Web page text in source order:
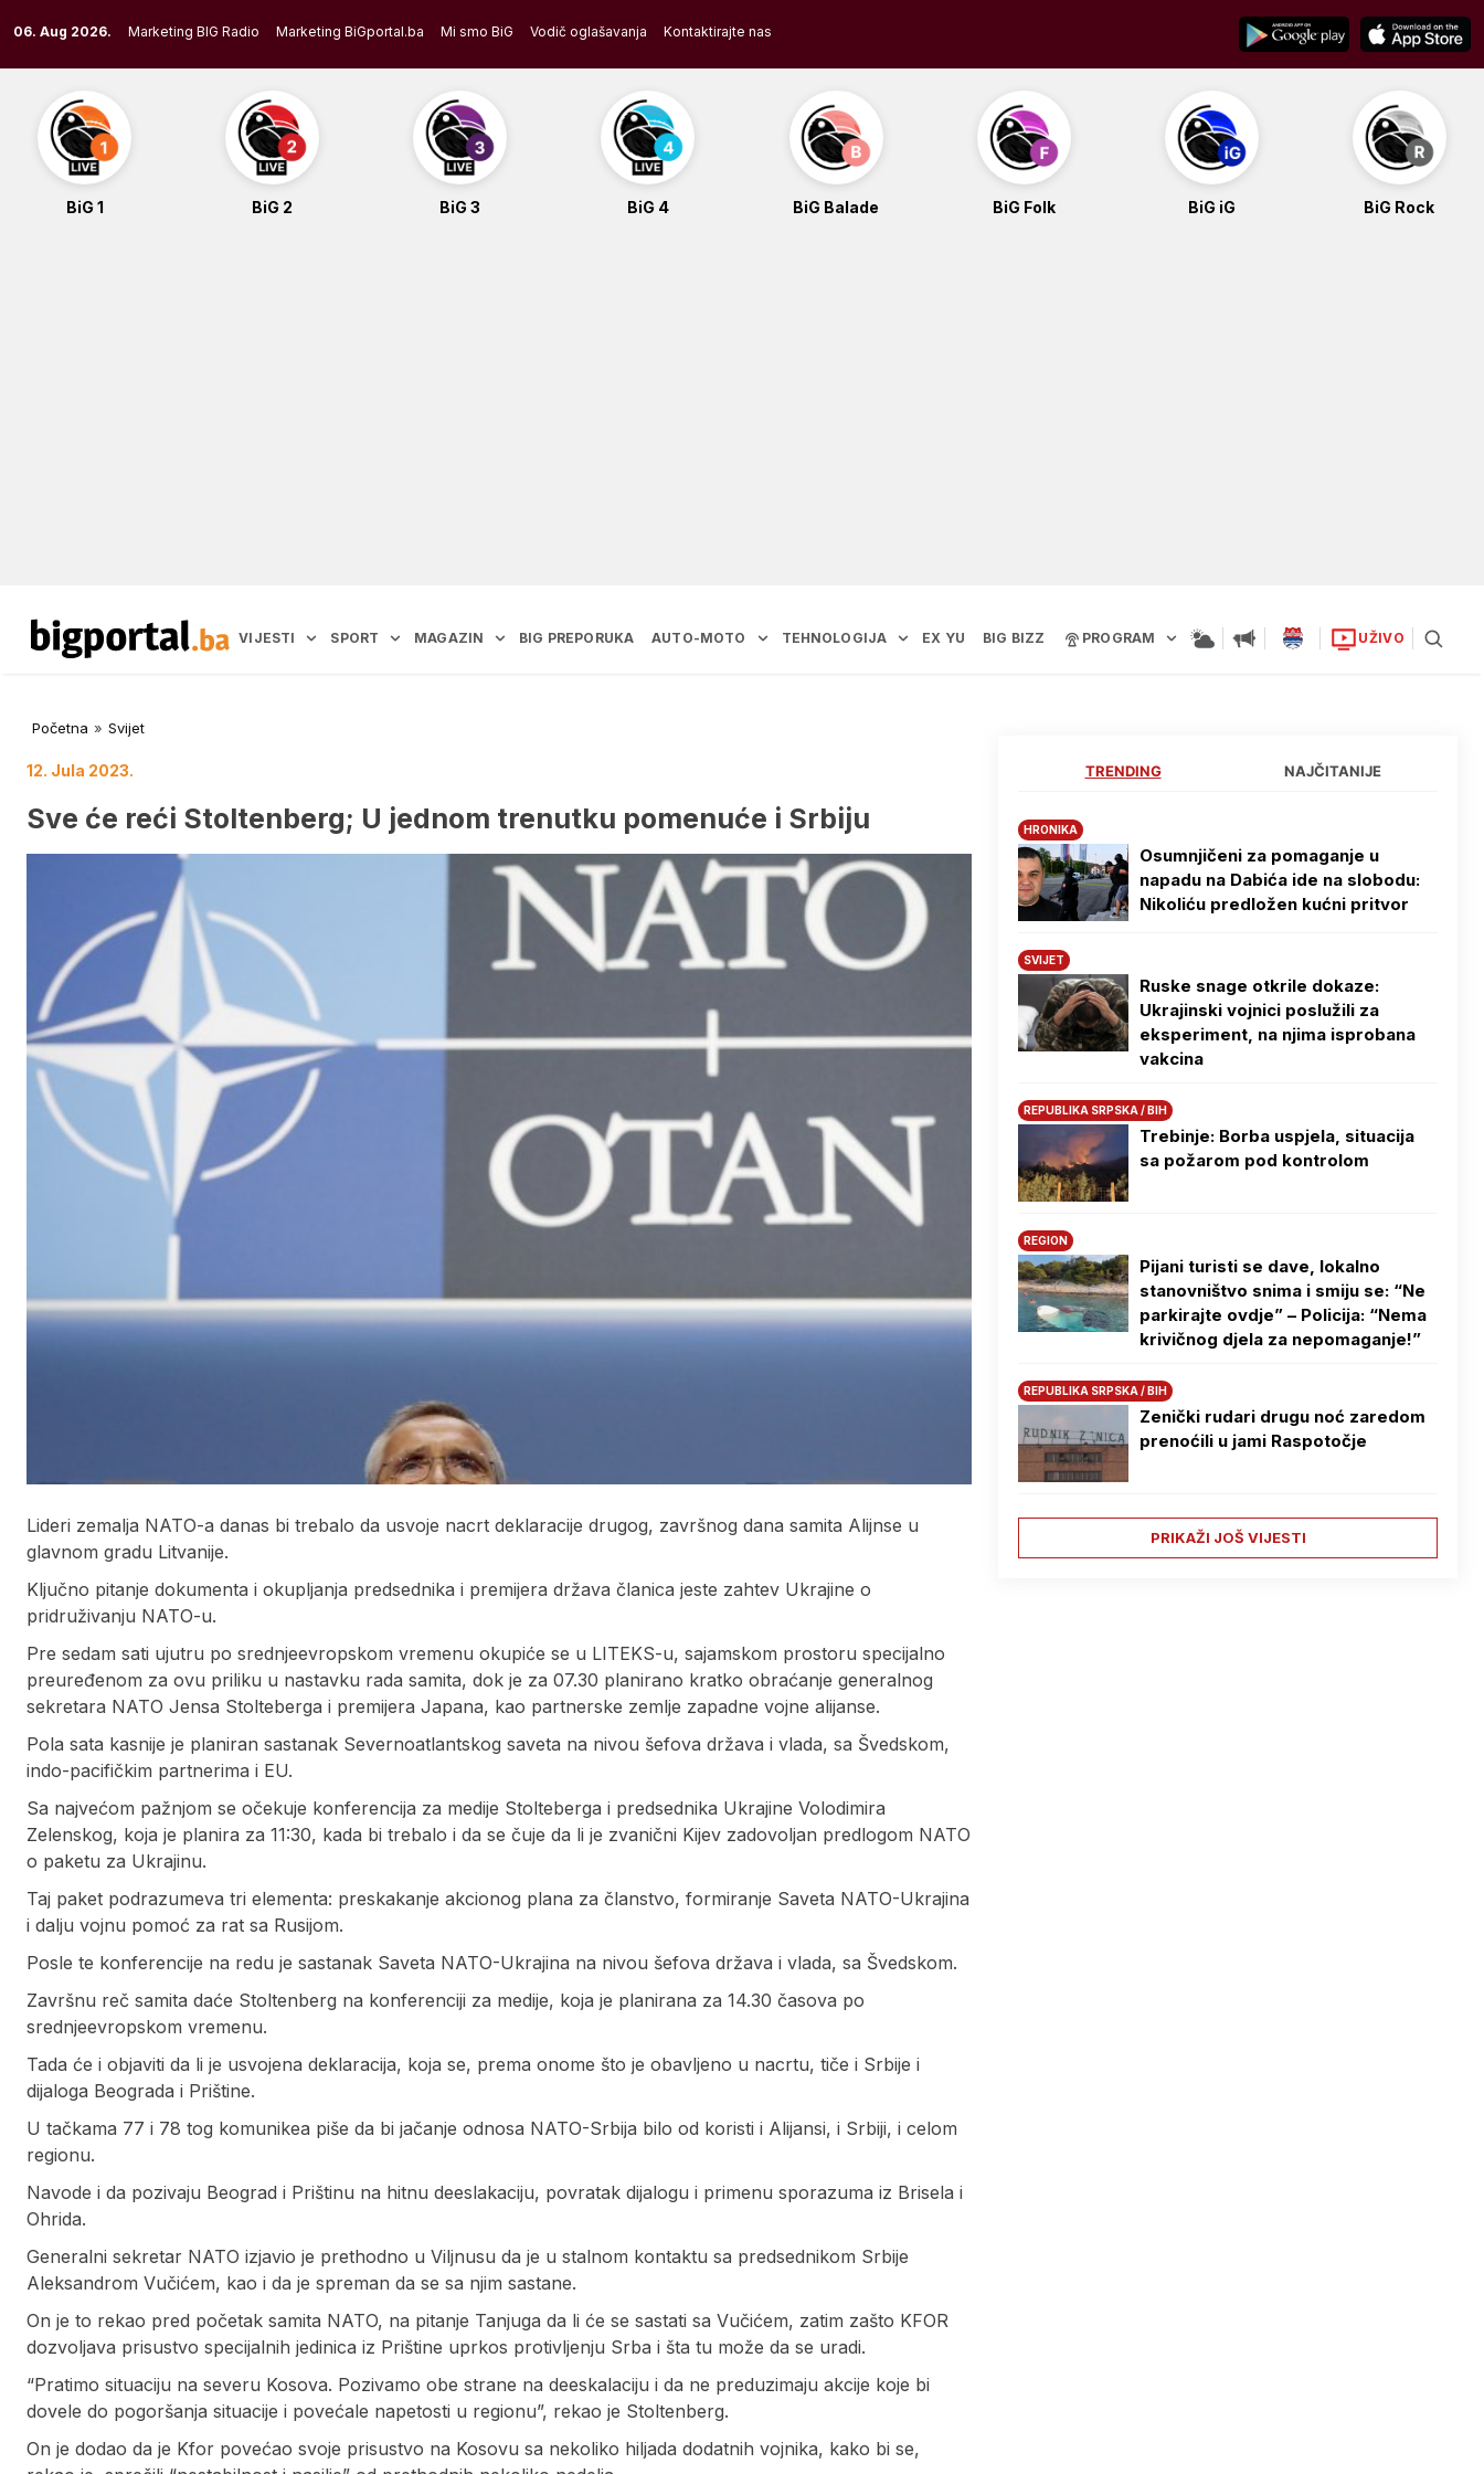
to
content
06. Aug 2026. Marketing BIG Radio Marketing BiGportal.ba Mi smo BiG Vodič oglašavanja Kontaktirajte nas
BiG 1 BiG 2 BiG 3 BiG 4 BiG Balade BiG Folk BiG iG BiG Rock
VIJESTI SPORT MAGAZIN BIG PREPORUKA AUTO-MOTO TEHNOLOGIJA EX YU BIG BIZZ PROGRAM UŽIVO
Početna » Svijet
12. Jula 2023.
Sve će reći Stoltenberg; U jednom trenutku pomenuće i Srbiju
Lideri zemalja NATO-a danas bi trebalo da usvoje nacrt deklaracije drugog, završnog dana samita Alijnse u
glavnom gradu Litvanije.
Ključno pitanje dokumenta i okupljanja predsednika i premijera država članica jeste zahtev Ukrajine o
pridruživanju NATO-u.
Pre sedam sati ujutru po srednjeevropskom vremenu okupiće se u LITEKS-u, sajamskom prostoru specijalno
preuređenom za ovu priliku u nastavku rada samita, dok je za 07.30 planirano kratko obraćanje generalnog
sekretara NATO Jensa Stolteberga i premijera Japana, kao partnerske zemlje zapadne vojne alijanse.
Pola sata kasnije je planiran sastanak Severnoatlantskog saveta na nivou šefova država i vlada, sa Švedskom,
indo-pacifičkim partnerima i EU.
Sa najvećom pažnjom se očekuje konferencija za medije Stolteberga i predsednika Ukrajine Volodimira
Zelenskog, koja je planira za 11:30, kada bi trebalo i da se čuje da li je zvanični Kijev zadovoljan predlogom NATO
o paketu za Ukrajinu.
Taj paket podrazumeva tri elementa: preskakanje akcionog plana za članstvo, formiranje Saveta NATO-Ukrajina
i dalju vojnu pomoć za rat sa Rusijom.
Posle te konferencije na redu je sastanak Saveta NATO-Ukrajina na nivou šefova država i vlada, sa Švedskom.
Završnu reč samita daće Stoltenberg na konferenciji za medije, koja je planirana za 14.30 časova po
srednjeevropskom vremenu.
Tada će i objaviti da li je usvojena deklaracija, koja se, prema onome što je obavljeno u nacrtu, tiče i Srbije i
dijaloga Beograda i Prištine.
U tačkama 77 i 78 tog komunikea piše da bi jačanje odnosa NATO-Srbija bilo od koristi i Alijansi, i Srbiji, i celom
regionu.
Navode i da pozivaju Beograd i Prištinu na hitnu deeslakaciju, povratak dijalogu i primenu sporazuma iz Brisela i
Ohrida.
Generalni sekretar NATO izjavio je prethodno u Viljnusu da je u stalnom kontaktu sa predsednikom Srbije
Aleksandrom Vučićem, kao i da je spreman da se sa njim sastane.
On je to rekao pred početak samita NATO, na pitanje Tanjuga da li će se sastati sa Vučićem, zatim zašto KFOR
dozvoljava prisustvo specijalnih jedinica iz Prištine uprkos protivljenju Srba i šta tu može da se uradi.
“Pratimo situaciju na severu Kosova. Pozivamo obe strane na deeskalaciju i da ne preduzimaju akcije koje bi
dovele do pogoršanja situacije i povećale napetosti u regionu”, rekao je Stoltenberg.
On je dodao da je Kfor povećao svoje prisustvo na Kosovu sa nekoliko hiljada dodatnih vojnika, kako bi se,
TRENDING NAJČITANIJE
HRONIKA
Osumnjičeni za pomaganje u
napadu na Dabića ide na slobodu:
Nikoliću predložen kućni pritvor
SVIJET
Ruske snage otkrile dokaze:
Ukrajinski vojnici poslužili za
eksperiment, na njima isprobana
vakcina
REPUBLIKA SRPSKA / BIH
Trebinje: Borba uspjela, situacija
sa požarom pod kontrolom
REGION
Pijani turisti se dave, lokalno
stanovništvo snima i smiju se: “Ne
parkirajte ovdje” – Policija: “Nema
krivičnog djela za nepomaganje!”
REPUBLIKA SRPSKA / BIH
Zenički rudari drugu noć zaredom
prenoćili u jami Raspotočje
PRIKAŽI JOŠ VIJESTI